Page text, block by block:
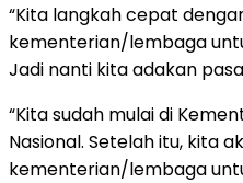
“Kita langkah cepat
kementerian/lembaga
Jadi nanti kita adakan
“Kita sudah mulai di
Nasional. Setelah itu, kita
kementerian/lembaga